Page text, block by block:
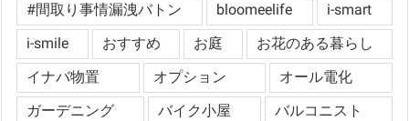
#間取り事情漏洩バトン
bloomeelife
i-smart
i-smile
おすすめ お庭
お花のある暮らし
イナバ物置
オプション
オール電化
ガーデニング
バイク小屋
バルコニスト